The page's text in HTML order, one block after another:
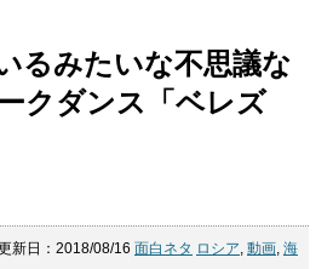
るみたいな不思議な
クダンス「ベレズ
新日：2018/08/16 面白ネタ ロシア, 動画, 海